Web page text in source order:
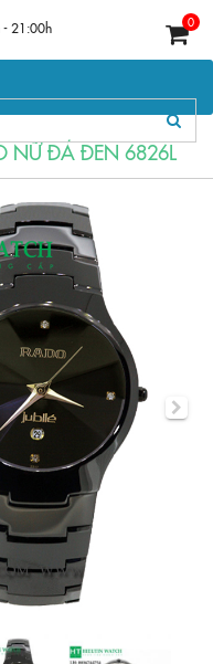
- 21:00h 0
NỮ ĐÁ ĐEN 6826L